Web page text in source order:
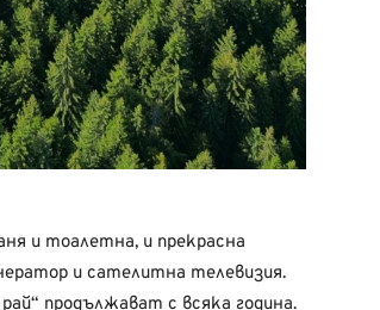
и тоалетна, и прекрасна
и сателитна телевизия.
продължават с всяка година.